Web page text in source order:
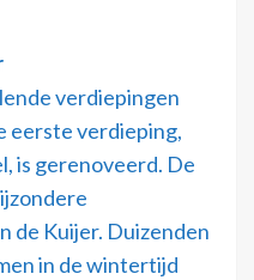
verdiepingen
eerste verdieping,
is gerenoveerd. De
de Kuijer. Duizenden
in de wintertijd